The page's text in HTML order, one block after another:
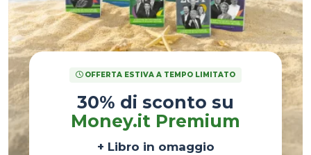
OFFERTA ESTIVA A TEMPO LIMITATO
30% di sconto su
Money.it Premium
+ Libro in omaggio